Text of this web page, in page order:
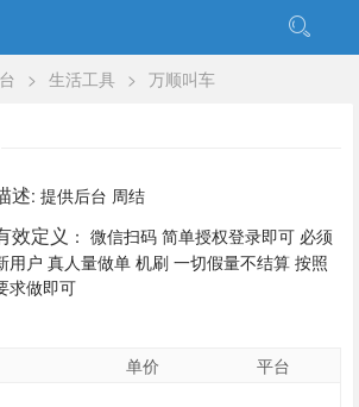
> 生活工具 > 万顺叫车
述 : 提供后台 周结
效定义 ： 微信扫码 简单授权登录即可 必须
户 真人量做单 机刷 一切假量不结算 按照
求做即可
单价 平台